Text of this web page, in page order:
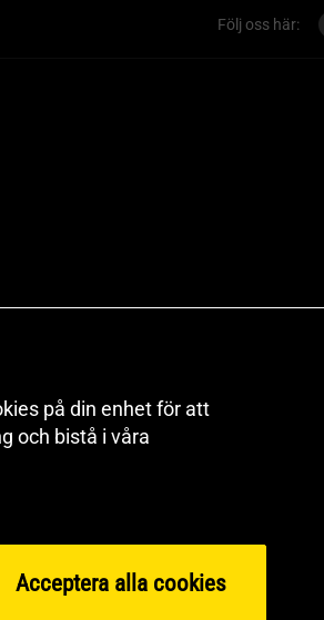
Följ oss här:
på din enhet för att
och bistå i våra
Acceptera alla cookies